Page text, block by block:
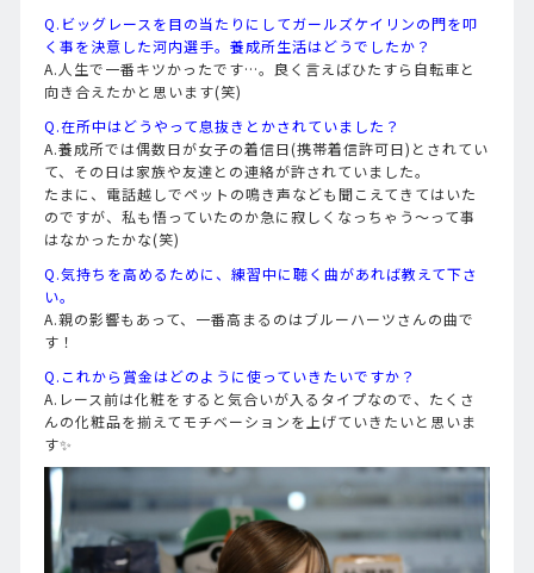
Q.ビッグレースを目の当たりにしてガールズケイリンの門を叩
く事を決意した河内選手。養成所生活はどうでしたか？
A.人生で一番キツかったです…。良く言えばひたすら自転車と
向き合えたかと思います(笑)
Q.在所中はどうやって息抜きとかされていました？
A.養成所では偶数日が女子の着信日(携帯着信許可日)とされてい
て、その日は家族や友達との連絡が許されていました。
たまに、電話越しでペットの鳴き声なども聞こえてきてはいた
のですが、私も悟っていたのか急に寂しくなっちゃう～って事
はなかったかな(笑)
Q.気持ちを高めるために、練習中に聴く曲があれば教えて下さ
い。
A.親の影響もあって、一番高まるのはブルーハーツさんの曲で
す！
Q.これから賞金はどのように使っていきたいですか？
A.レース前は化粧をすると気合いが入るタイプなので、たくさ
んの化粧品を揃えてモチベーションを上げていきたいと思いま
す✨